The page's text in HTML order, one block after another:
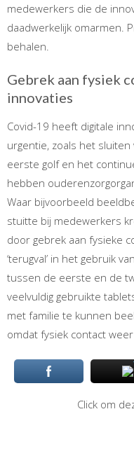
medewerkers die de
daadwerkelijk omarmen.
behalen.
Gebrek aan fysiek
innovaties
Covid-19 heeft digitale
urgentie, zoals het
eerste golf en het
hebben
Waar bijvoorbeeld
stuitte bij medewerkers
door gebrek aan fysieke
‘terugval’ in het gebruik
tussen de eerste en de
veelvuldig gebruikte
met familie te kunnen
omdat fysiek contact weer
Click om